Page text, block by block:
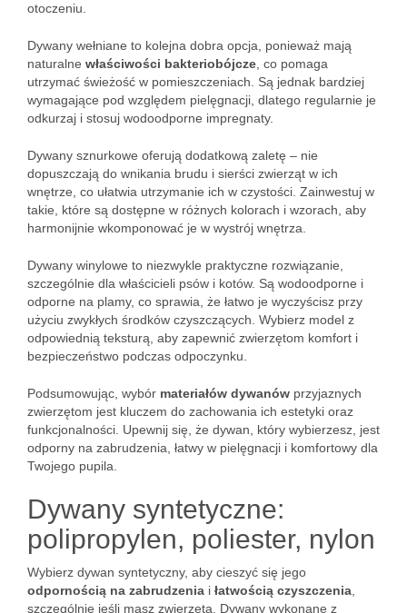
otoczeniu.
Dywany wełniane to kolejna dobra opcja, ponieważ mają
naturalne właściwości bakteriobójcze , co pomaga
utrzymać świeżość w pomieszczeniach. Są jednak bardziej
wymagające pod względem pielęgnacji, dlatego regularnie je
odkurzaj i stosuj wodoodporne impregnaty.
Dywany sznurkowe oferują dodatkową zaletę – nie
dopuszczają do wnikania brudu i sierści zwierząt w ich
wnętrze, co ułatwia utrzymanie ich w czystości. Zainwestuj w
takie, które są dostępne w różnych kolorach i wzorach, aby
harmonijnie wkomponować je w wystrój wnętrza.
Dywany winylowe to niezwykle praktyczne rozwiązanie,
szczególnie dla właścicieli psów i kotów. Są wodoodporne i
odporne na plamy, co sprawia, że łatwo je wyczyścisz przy
użyciu zwykłych środków czyszczących. Wybierz model z
odpowiednią teksturą, aby zapewnić zwierzętom komfort i
bezpieczeństwo podczas odpoczynku.
Podsumowując, wybór materiałów dywanów przyjaznych
zwierzętom jest kluczem do zachowania ich estetyki oraz
funkcjonalności. Upewnij się, że dywan, który wybierzesz, jest
odporny na zabrudzenia, łatwy w pielęgnacji i komfortowy dla
Twojego pupila.
Dywany syntetyczne:
polipropylen, poliester, nylon
Wybierz dywan syntetyczny, aby cieszyć się jego
odpornością na zabrudzenia i łatwością czyszczenia
szczególnie jeśli masz zwierzęta. Dywany wykonane z